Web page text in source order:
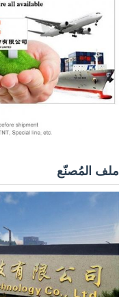
ملف المُصنّع